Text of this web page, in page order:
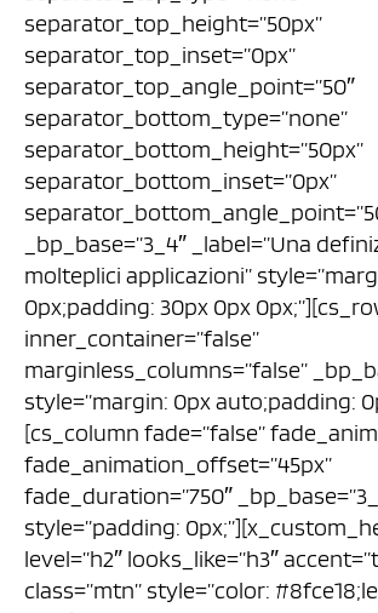
separator_top_height=”50px”
separator_top_inset=”0px”
separator_top_angle_point=”50″
separator_bottom_type=”none”
separator_bottom_height=”50px”
separator_bottom_inset=”0px”
_bp_base=”3_4″ _label=”Una
molteplici applicazioni”
0px;padding: 30px 0px
inner_container=”false”
marginless_columns=”false”
style=”margin: 0px auto;padding:
[cs_column fade=”false”
fade_animation_offset=”45px”
fade_duration=”750″
style=”padding:
level=”h2″ looks_like=”h3″
class=”mtn” style=”color: